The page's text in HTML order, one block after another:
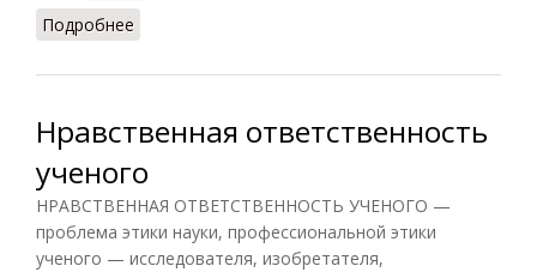
Подробнее
Нравственная ответственность
ученого
НРАВСТВЕННАЯ ОТВЕТСТВЕННОСТЬ УЧЕНОГО —
проблема этики науки, профессиональной этики
ученого — исследователя, изобретателя,